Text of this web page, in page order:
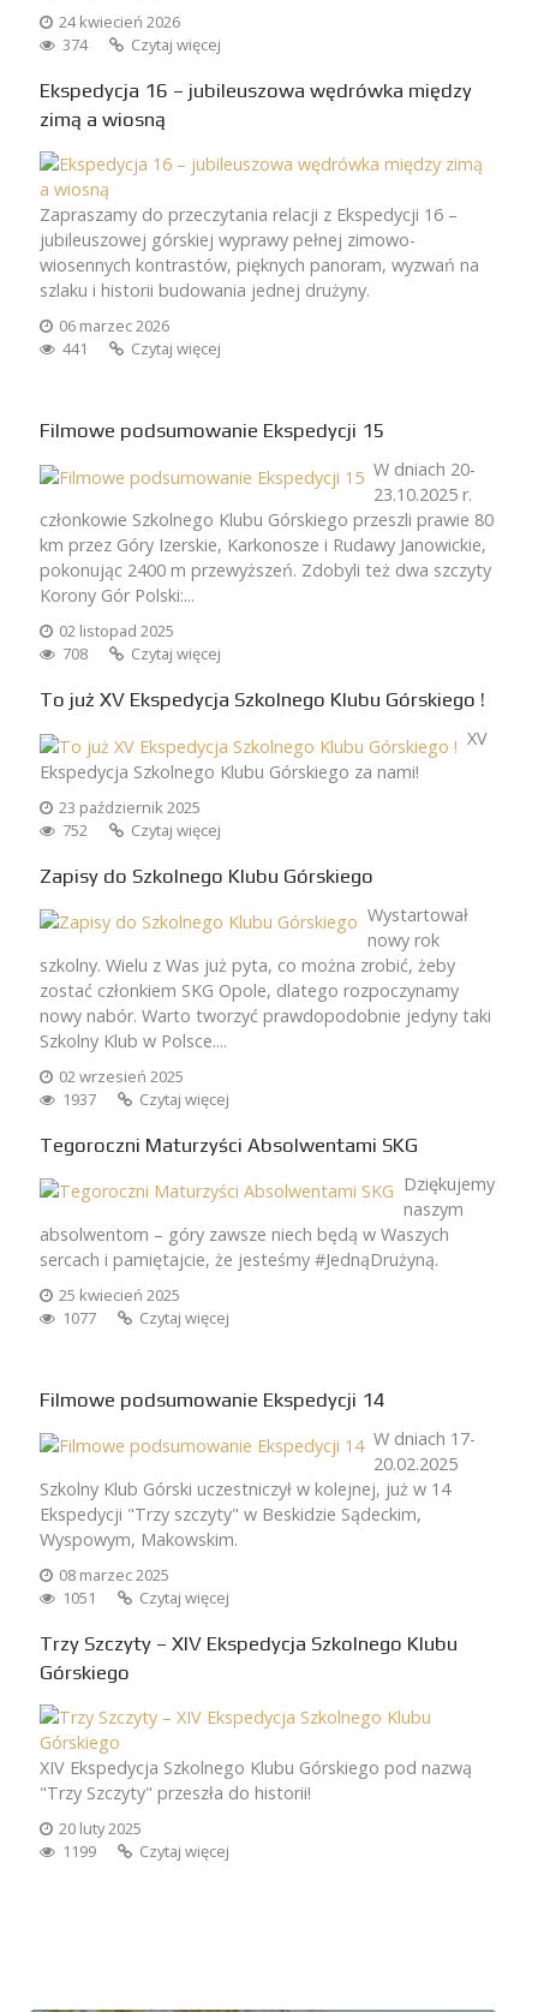
24 kwiecień 2026
374
Czytaj więcej
Ekspedycja 16 – jubileuszowa wędrówka między
zimą a wiosną
Zapraszamy do przeczytania relacji z Ekspedycji 16 –
jubileuszowej górskiej wyprawy pełnej zimowo-
wiosennych kontrastów, pięknych panoram, wyzwań na
szlaku i historii budowania jednej drużyny.
06 marzec 2026
441
Czytaj więcej
Filmowe podsumowanie Ekspedycji 15
W dniach 20-
23.10.2025 r.
członkowie Szkolnego Klubu Górskiego przeszli prawie 80
km przez Góry Izerskie, Karkonosze i Rudawy Janowickie,
pokonując 2400 m przewyższeń. Zdobyli też dwa szczyty
Korony Gór Polski:...
02 listopad 2025
708
Czytaj więcej
To już XV Ekspedycja Szkolnego Klubu Górskiego !
XV
Ekspedycja Szkolnego Klubu Górskiego za nami!
23 październik 2025
752
Czytaj więcej
Zapisy do Szkolnego Klubu Górskiego
Wystartował
nowy rok
szkolny. Wielu z Was już pyta, co można zrobić, żeby
zostać członkiem SKG Opole, dlatego rozpoczynamy
nowy nabór. Warto tworzyć prawdopodobnie jedyny taki
Szkolny Klub w Polsce....
02 wrzesień 2025
1937
Czytaj więcej
Tegoroczni Maturzyści Absolwentami SKG
Dziękujemy
naszym
absolwentom – góry zawsze niech będą w Waszych
sercach i pamiętajcie, że jesteśmy #JednąDrużyną.
25 kwiecień 2025
1077
Czytaj więcej
Filmowe podsumowanie Ekspedycji 14
W dniach 17-
20.02.2025
Szkolny Klub Górski uczestniczył w kolejnej, już w 14
Ekspedycji "Trzy szczyty" w Beskidzie Sądeckim,
Wyspowym, Makowskim.
08 marzec 2025
1051
Czytaj więcej
Trzy Szczyty – XIV Ekspedycja Szkolnego Klubu
Górskiego
XIV Ekspedycja Szkolnego Klubu Górskiego pod nazwą
"Trzy Szczyty" przeszła do historii!
20 luty 2025
1199
Czytaj więcej